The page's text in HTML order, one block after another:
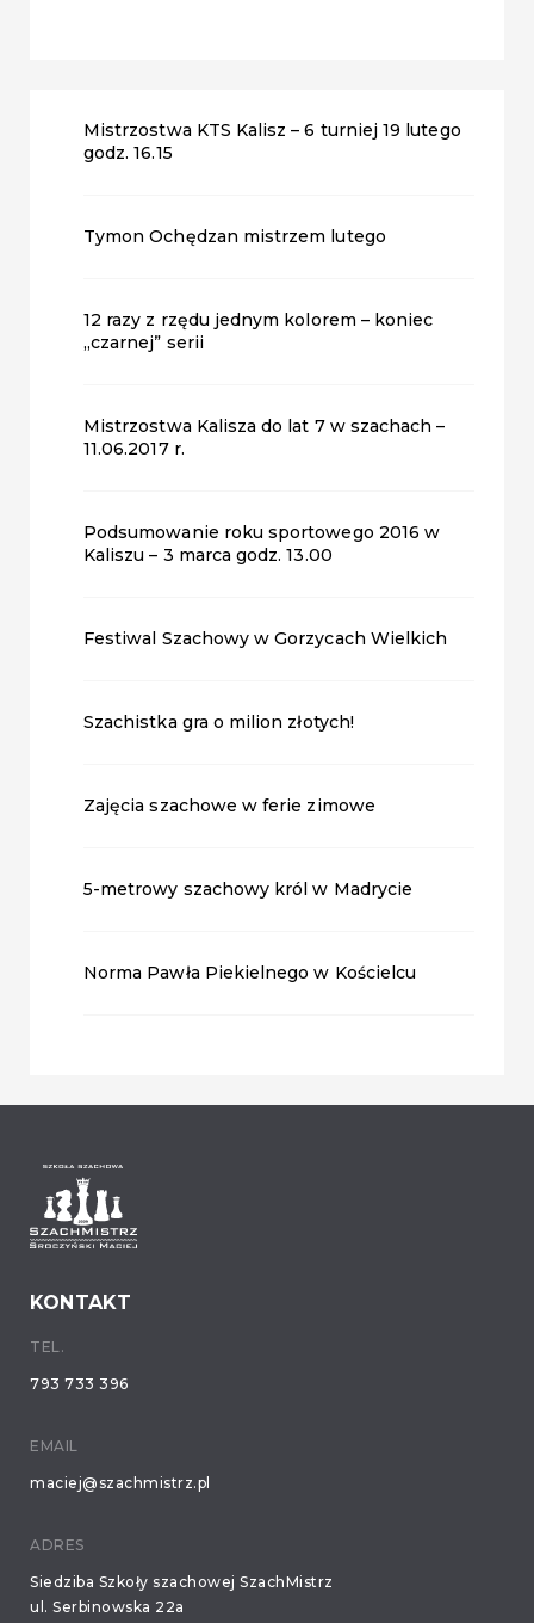
Mistrzostwa KTS Kalisz – 6 turniej 19 lutego
godz. 16.15
Tymon Ochędzan mistrzem lutego
12 razy z rzędu jednym kolorem – koniec
„czarnej” serii
Mistrzostwa Kalisza do lat 7 w szachach –
11.06.2017 r.
Podsumowanie roku sportowego 2016 w
Kaliszu – 3 marca godz. 13.00
Festiwal Szachowy w Gorzycach Wielkich
Szachistka gra o milion złotych!
Zajęcia szachowe w ferie zimowe
5-metrowy szachowy król w Madrycie
Norma Pawła Piekielnego w Kościelcu
KONTAKT
TEL.
793 733 396
EMAIL
maciej@szachmistrz.pl
ADRES
Siedziba Szkoły szachowej SzachMistrz
ul. Serbinowska 22a